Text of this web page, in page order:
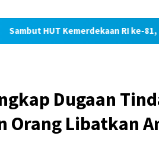
RI ke-81, Polres Blitar
Dugaan
Orang Libatkan